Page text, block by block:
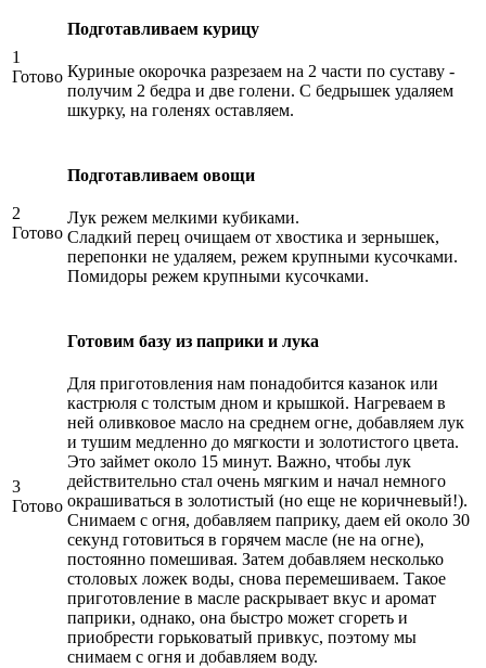
1
Готово
Подготавливаем курицу
Куриные окорочка разрезаем на 2 части по суставу -
получим 2 бедра и две голени. С бедрышек удаляем
шкурку, на голенях оставляем.
2
Готово
Подготавливаем овощи
Лук режем мелкими кубиками.
Сладкий перец очищаем от хвостика и зернышек,
перепонки не удаляем, режем крупными кусочками.
Помидоры режем крупными кусочками.
3
Готово
Готовим базу из паприки и лука
Для приготовления нам понадобится казанок или
кастрюля с толстым дном и крышкой. Нагреваем в
ней оливковое масло на среднем огне, добавляем лук
и тушим медленно до мягкости и золотистого цвета.
Это займет около 15 минут. Важно, чтобы лук
действительно стал очень мягким и начал немного
окрашиваться в золотистый (но еще не коричневый!).
Снимаем с огня, добавляем паприку, даем ей около 30
секунд готовиться в горячем масле (не на огне),
постоянно помешивая. Затем добавляем несколько
столовых ложек воды, снова перемешиваем. Такое
приготовление в масле раскрывает вкус и аромат
паприки, однако, она быстро может сгореть и
приобрести горьковатый привкус, поэтому мы
снимаем с огня и добавляем воду.